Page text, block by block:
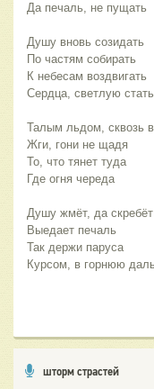
Да печаль, не пущать
Душу вновь созидать
По частям собирать
К небесам воздвигать
Сердца, светлую стать
Талым льдом, сквозь
Жги, гони не щадя
То, что тянет туда
Где огня череда
Душу жмёт, да скребёт
Выедает печаль
Так держи паруса
Курсом, в горнюю даль
шторм страстей